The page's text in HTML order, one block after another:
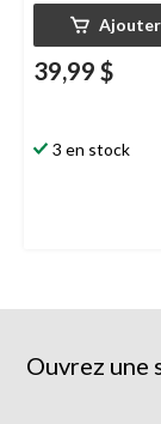
Ajouter
39,99 $
3 en stock
Ouvrez une